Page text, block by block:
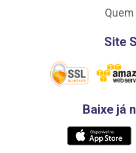
Site
Baixe já